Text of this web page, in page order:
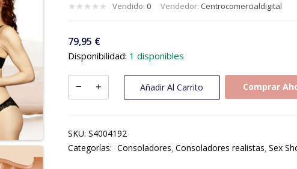
Vendido: 0 Vendedor: Centrocomercialdigital
79,95 €
Disponibilidad: 1 disponibles
Añadir Al Carrito Comprar
SKU: S4004192
Categorías: Consoladores Consoladores realistas Sex